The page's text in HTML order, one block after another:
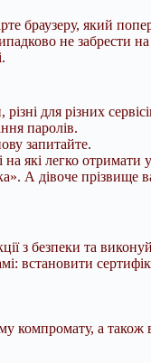
браузеру, який
не забрести
для різних
паролів.
запитайте.
на які легко
А дівоче прізвище
з безпеки та
встановити
а також